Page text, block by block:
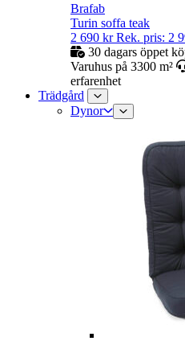
Brafab
Turin soffa teak
2 690 kr Rek. pris: 2
30 dagars öppet
Varuhus på 3300 m²
erfarenhet
Trädgård
Dynor